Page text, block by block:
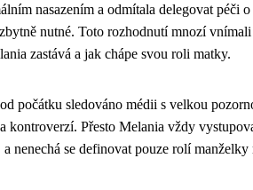
nasazením a odmítala delegovat péči
nutné. Toto rozhodnutí mnozí
zastává a jak chápe svou roli matky.
počátku sledováno médii s velkou
kontroverzí. Přesto Melania vždy
nenechá se definovat pouze rolí manželky